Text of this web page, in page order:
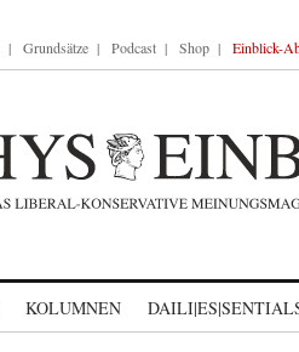
Grundsätze Podcast Shop Einblick-
KOLUMNEN